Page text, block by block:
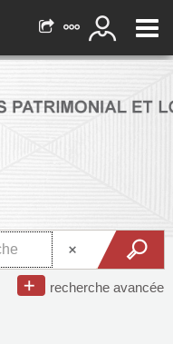
recherche avancée